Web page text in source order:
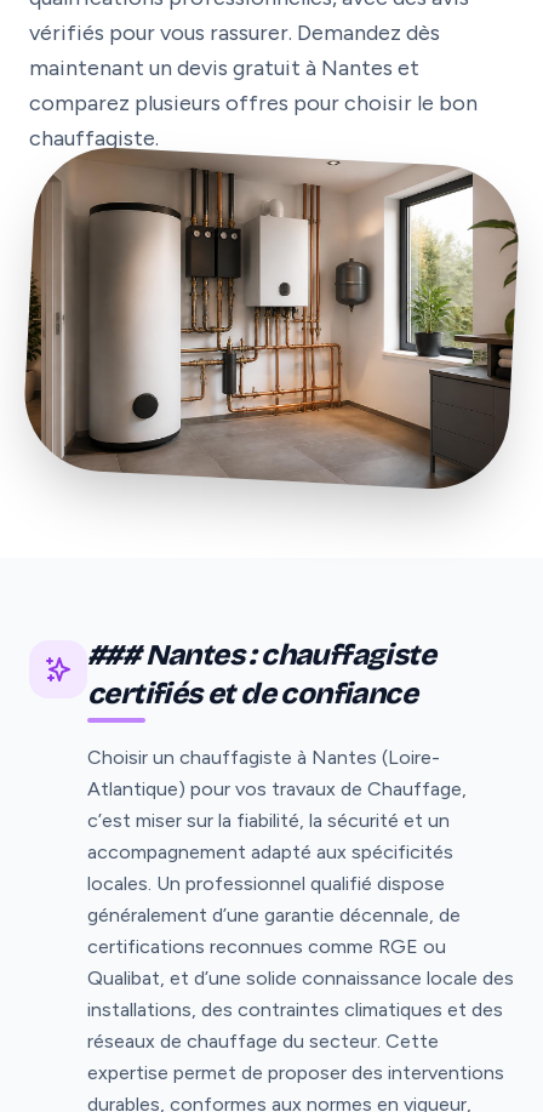
vérifiés pour vous rassurer. Demandez dès
maintenant un devis gratuit à Nantes et
comparez plusieurs offres pour choisir le bon
chauffagiste.
### Nantes : chauffagiste
certifiés et de confiance
Choisir un chauffagiste à Nantes (Loire-
Atlantique) pour vos travaux de Chauffage,
c’est miser sur la fiabilité, la sécurité et un
accompagnement adapté aux spécificités
locales. Un professionnel qualifié dispose
généralement d’une garantie décennale, de
certifications reconnues comme RGE ou
Qualibat, et d’une solide connaissance locale des
installations, des contraintes climatiques et des
réseaux de chauffage du secteur. Cette
expertise permet de proposer des interventions
durables, conformes aux normes en vigueur,